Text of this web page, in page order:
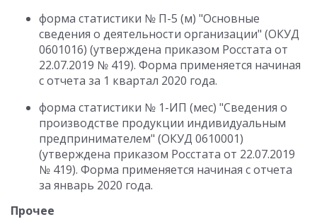
форма статистики № П-5 (м) "Основные
сведения о деятельности организации" (ОКУД
0601016) (утверждена приказом Росстата от
22.07.2019 № 419). Форма применяется начиная
с отчета за 1 квартал 2020 года.
форма статистики № 1-ИП (мес) "Сведения о
производстве продукции индивидуальным
предпринимателем" (ОКУД 0610001)
(утверждена приказом Росстата от 22.07.2019
№ 419). Форма применяется начиная с отчета
за январь 2020 года.
Прочее